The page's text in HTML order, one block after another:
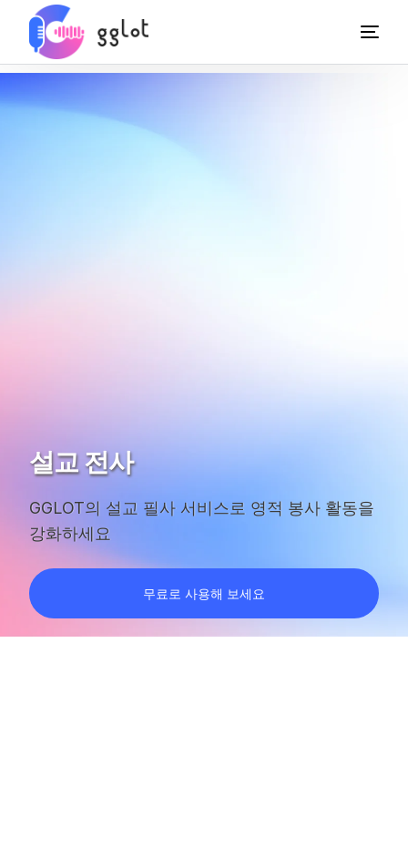
설교 전사
GGLOT의 설교 필사 서비스로 영적 봉사 활동을
강화하세요
무료로 사용해 보세요